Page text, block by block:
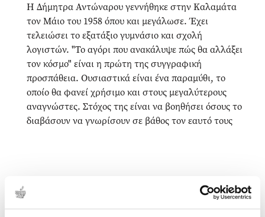
Η Δήμητρα Αντώναρου γεννήθηκε στην Καλαμάτα
τον Μάιο του 1958 όπου και μεγάλωσε. Έχει
τελειώσει το εξατάξιο γυμνάσιο και σχολή
λογιστών. "Το αγόρι που ανακάλυψε πώς θα αλλάξει
τον κόσμο" είναι η πρώτη της συγγραφική
προσπάθεια. Ουσιαστικά είναι ένα παραμύθι, το
οποίο θα φανεί χρήσιμο και στους μεγαλύτερους
αναγνώστες. Στόχος της είναι να βοηθήσει όσους το
διαβάσουν να γνωρίσουν σε βάθος τον εαυτό τους
επαγγελματικό ή άρτια δομημένο αλλά είναι
δοσμένο από καρδιάς.1-1 από 1 προϊόντα